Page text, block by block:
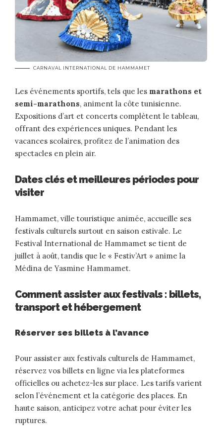
CARNAVAL INTERNATIONAL DE HAMMAMET
Les événements sportifs, tels que les marathons et
semi-marathons, animent la côte tunisienne.
Expositions d’art et concerts complètent le tableau,
offrant des expériences uniques. Pendant les
vacances scolaires, profitez de l’animation des
spectacles en plein air.
Dates clés et meilleures périodes pour
visiter
Hammamet, ville touristique animée, accueille ses
festivals culturels surtout en saison estivale. Le
Festival International de Hammamet se tient de
juillet à août, tandis que le « Festiv’Art » anime la
Médina de Yasmine Hammamet.
Comment assister aux festivals : billets,
transport et hébergement
Réserver ses billets à l’avance
Pour assister aux festivals culturels de Hammamet,
réservez vos billets en ligne via les plateformes
officielles ou achetez-les sur place. Les tarifs varient
selon l’événement et la catégorie des places. En
haute saison, anticipez votre achat pour éviter les
ruptures.